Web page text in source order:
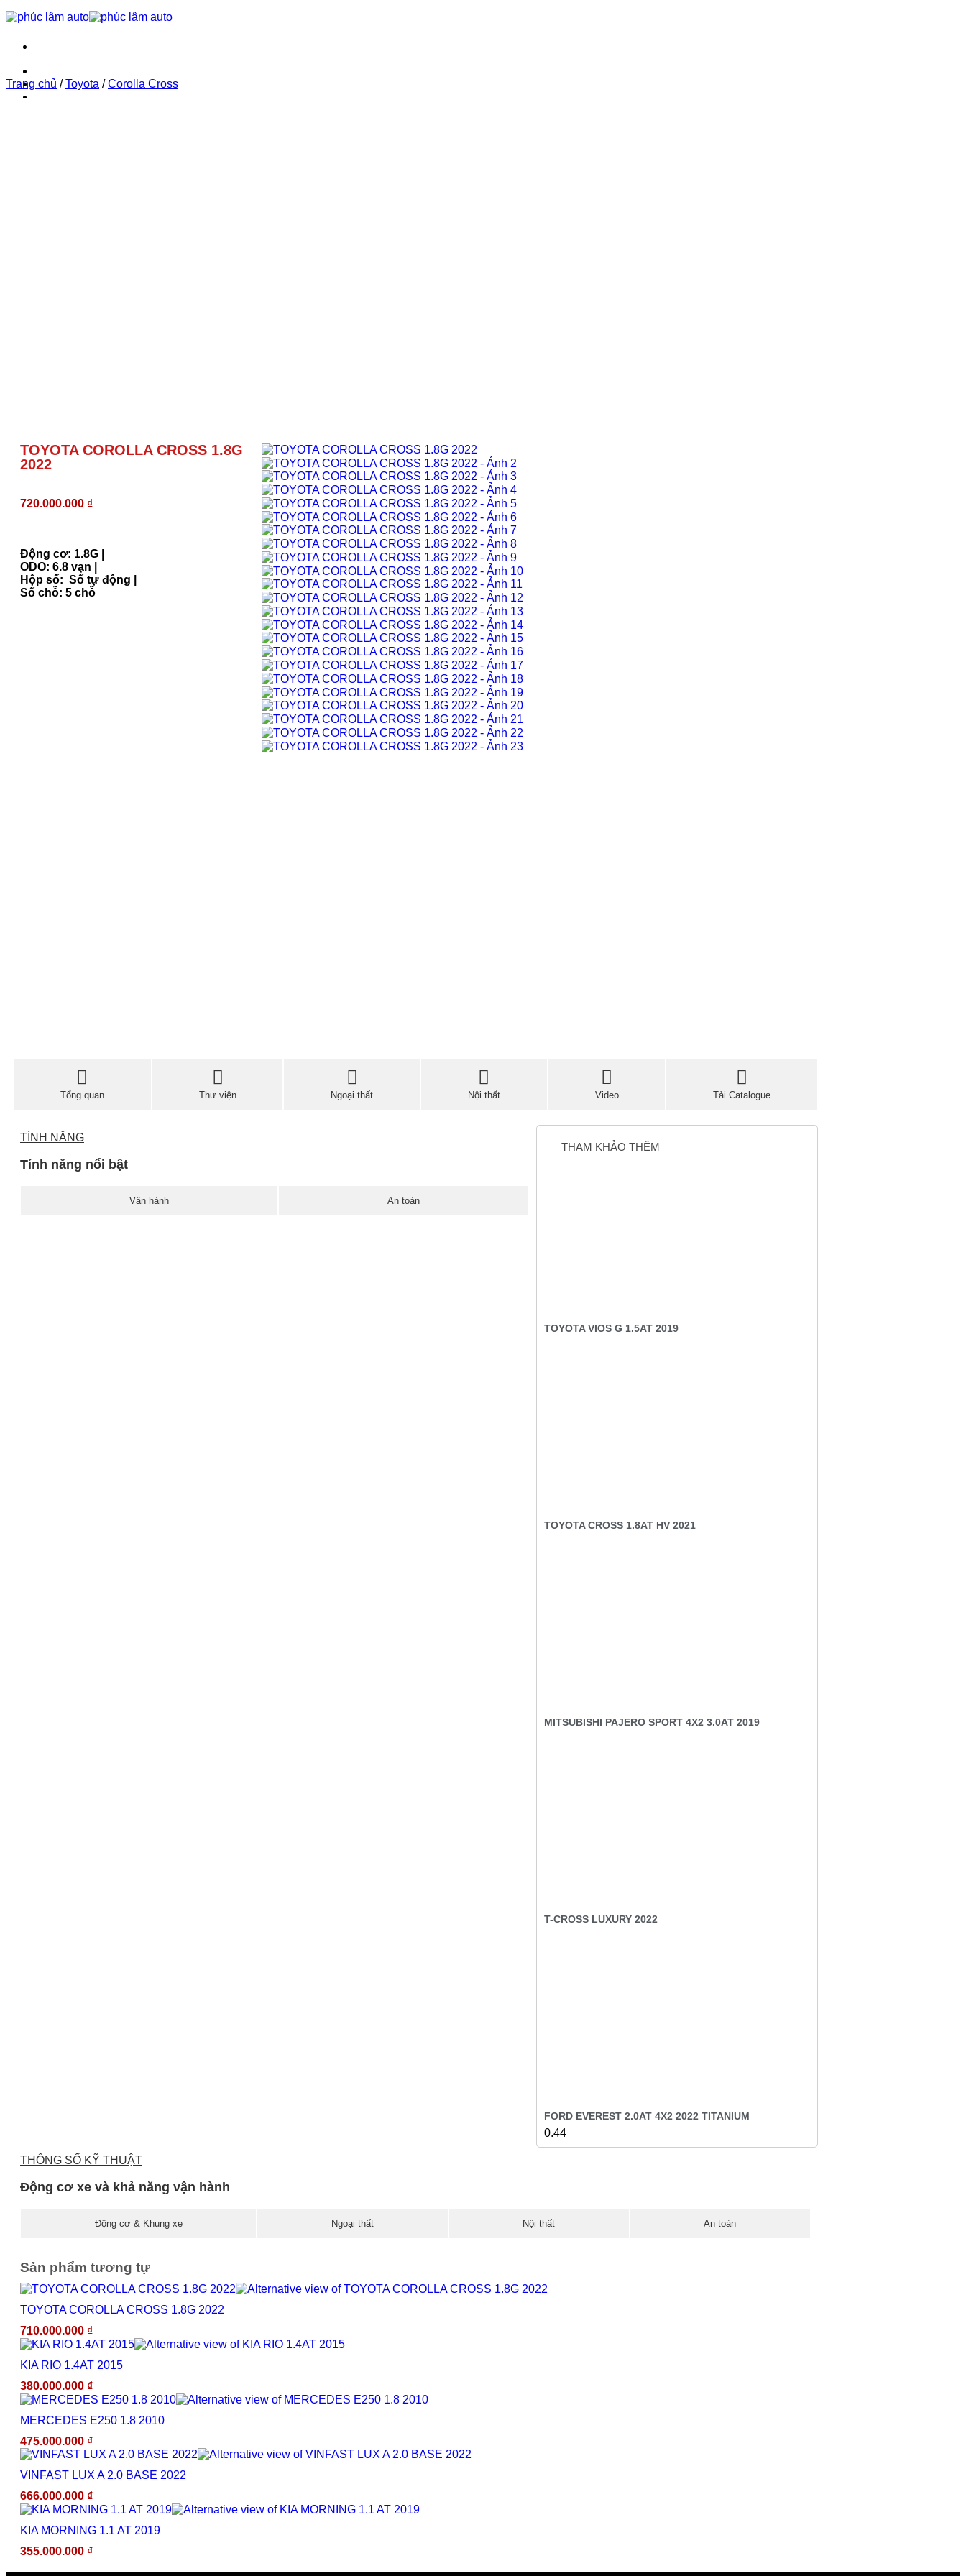
Phúc Lâm Auto
Trang chủ / Toyota / Corolla Cross
TOYOTA COROLLA CROSS 1.8G
2022
720.000.000 ₫
Động cơ: 1.8G |
ODO: 6.8 vạn |
Hộp số: Số tự động |
Số chỗ: 5 chỗ
Tổng quan Thư viện Ngoại thất Nội thất Video Tải Catalogue
TÍNH NĂNG
Tính năng nổi bật
Vận hành An toàn
THAM KHẢO THÊM
TOYOTA VIOS G 1.5AT 2019
TOYOTA CROSS 1.8AT HV 2021
MITSUBISHI PAJERO SPORT 4X2 3.0AT 2019
T-CROSS LUXURY 2022
FORD EVEREST 2.0AT 4X2 2022 TITANIUM
THÔNG SỐ KỸ THUẬT
Động cơ xe và khả năng vận hành
Động cơ & Khung xe Ngoại thất Nội thất An toàn
Sản phẩm tương tự
TOYOTA COROLLA CROSS 1.8G 2022
710.000.000 ₫
KIA RIO 1.4AT 2015
380.000.000 ₫
MERCEDES E250 1.8 2010
475.000.000 ₫
VINFAST LUX A 2.0 BASE 2022
666.000.000 ₫
KIA MORNING 1.1 AT 2019
355.000.000 ₫